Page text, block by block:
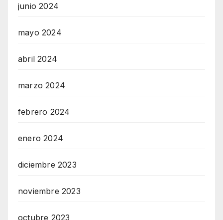
junio 2024
mayo 2024
abril 2024
marzo 2024
febrero 2024
enero 2024
diciembre 2023
noviembre 2023
octubre 2023